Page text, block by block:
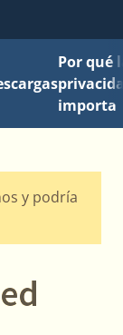
Por qué
importa
y podría